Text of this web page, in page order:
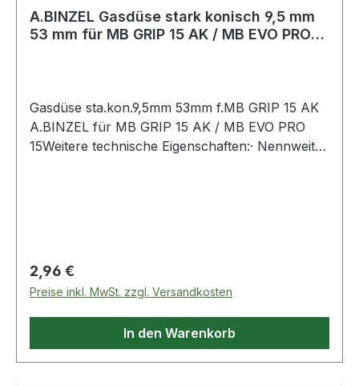
A.BINZEL Gasdüse stark konisch 9,5 mm
53 mm für MB GRIP 15 AK / MB EVO PRO
Gasdüse sta.kon.9,5mm 53mm f.MB GRIP 15 AK
A.BINZEL für MB GRIP 15 AK / MB EVO PRO
15Weitere technische Eigenschaften:· Nennweite:
Regulärer Preis:
2,96 €
Preise inkl. MwSt. zzgl. Versandkosten
In den Warenkorb